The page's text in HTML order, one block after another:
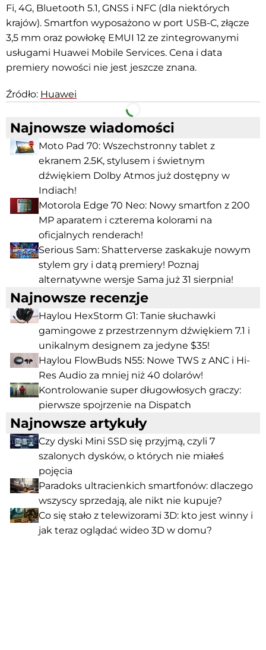
Fi, 4G, Bluetooth 5.1, GNSS i NFC (dla niektórych
krajów). Smartfon wyposażono w port USB-C, złącze
3,5 mm oraz powłokę EMUI 12 ze zintegrowanymi
usługami Huawei Mobile Services. Cena i data
premiery nowości nie jest jeszcze znana.
Źródło: Huawei
Facebook Telegram
Najnowsze wiadomości
Moto Pad 70: Wszechstronny tablet z
ekranem 2.5K, stylusem i świetnym
dźwiękiem Dolby Atmos już dostępny w
Indiach!
Motorola Edge 70 Neo: Nowy smartfon z 200
MP aparatem i czterema kolorami na
oficjalnych renderach!
Serious Sam: Shatterverse zaskakuje nowym
stylem gry i datą premiery! Poznaj
alternatywne wersje Sama już 31 sierpnia!
Najnowsze recenzje
Haylou HexStorm G1: Tanie słuchawki
gamingowe z przestrzennym dźwiękiem 7.1 i
unikalnym designem za jedyne $35!
Haylou FlowBuds N55: Nowe TWS z ANC i Hi-
Res Audio za mniej niż 40 dolarów!
Kontrolowanie super długowłosych graczy:
pierwsze spojrzenie na Dispatch
Najnowsze artykuły
Czy dyski Mini SSD się przyjmą, czyli 7
szalonych dysków, o których nie miałeś
pojęcia
Paradoks ultracienkich smartfonów: dlaczego
wszyscy sprzedają, ale nikt nie kupuje?
Co się stało z telewizorami 3D: kto jest winny i
jak teraz oglądać wideo 3D w domu?